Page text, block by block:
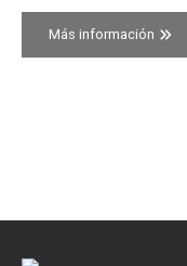
Más información